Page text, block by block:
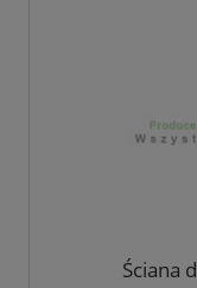
Ściana